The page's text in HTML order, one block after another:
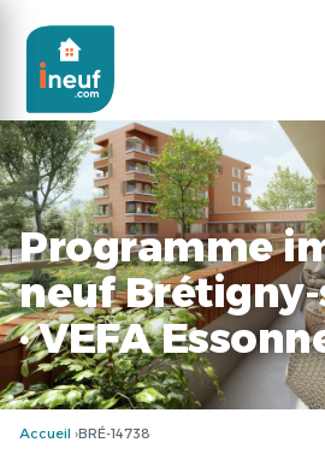
Programme
neuf
· VEFA
Accueil BRÉ-14738